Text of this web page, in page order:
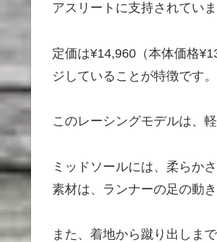
アスリートに支持されていま
定価は¥14,960（本体価格
ジしていることが特徴です。
このレーシングモデルは、
ミッドソールには、柔らか
素材は、ランナーの足の動
また、着地から蹴り出しま